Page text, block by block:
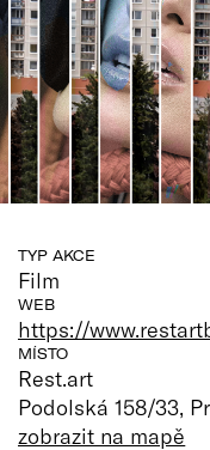
TYP AKCE
Film
WEB
https://
MÍSTO
Rest.art
Podolská 158/33,
zobrazit na mapě